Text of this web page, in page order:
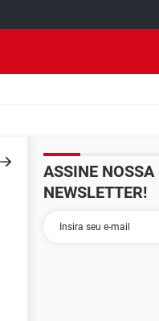
ASSINE NOSSA
NEWSLETTER!